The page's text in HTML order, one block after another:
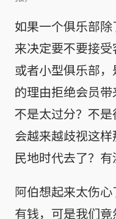
如果一个俱乐部
来决定要不要接
或者小型俱乐部
的理由拒绝会员
不是太过分？不
会越来越歧视这
民地时代去了？有
阿伯想起来太伤
有钱，可是我们